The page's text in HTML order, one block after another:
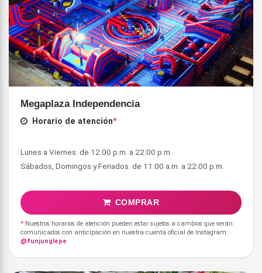
Megaplaza Independencia
Horario de atención*
Lunes a Viernes: de 12:00 p.m. a 22:00 p.m.
COMPRAR
* Nuestros horarios de atención pueden estar sujetos a cambios que serán
comunicados con anticipación en nuestra cuenta oficial de Instagram:
@funjunglepe